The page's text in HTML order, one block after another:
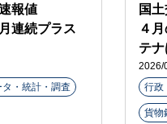
報値
連続プラス
・統計・調査
国
４
テナ
2026/
行政
貨物